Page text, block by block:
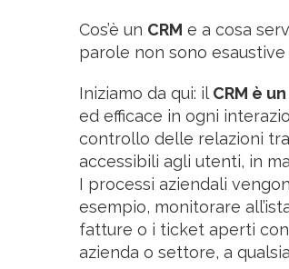
Cos’è un CRM e a cosa
parole non sono
Iniziamo da qui: il CRM è
ed efficace in ogni
controllo delle relazioni
accessibili agli utenti, in
I processi aziendali
esempio, monitorare
fatture o i ticket aperti
azienda o settore, a